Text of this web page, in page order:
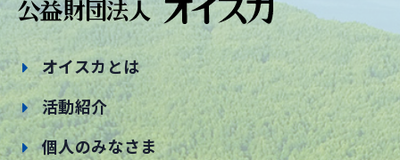
オイスカとは
活動紹介
個人のみなさま